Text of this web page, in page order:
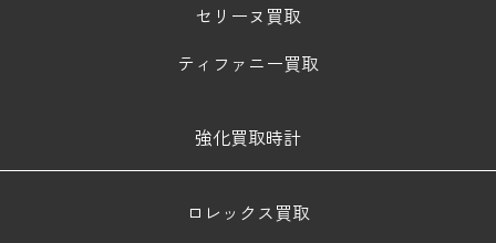
セリーヌ買取
ティファニー買取
強化買取時計
ロレックス買取